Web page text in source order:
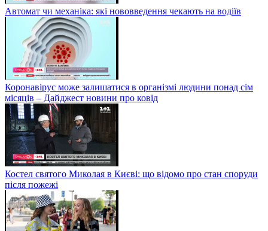
Автомат чи механіка: які нововведення чекають на водіїв
Коронавірус може залишатися в організмі людини понад сім
місяців – Дайджест новини про ковід
Костел святого Миколая в Києві: що відомо про стан споруди
після пожежі